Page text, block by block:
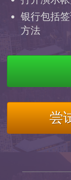
银行包括
方法
尝